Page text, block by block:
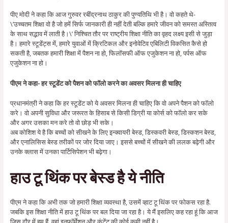
पीए मोदी ने कहा कि आज गुरुवर रबींद्रनाथ ठाकुर की पुण्यतिथि भी है। वो कहते थे-
\’उच्चतम शिक्षा वो है जो हमें सिर्फ जानकारी ही नहीं देती बल्कि हमारे जीवन को समस्त अस्तित्व
के साथ सद्भाव में लाती है।\’ निश्चित तौर पर राष्ट्रीय शिक्षा नीति का वृहद लक्ष्य इसी से जुड़ा
है। हमारे स्टूडेंट्स में, हमारे युवाओं में क्रिटिकल और इनोवेटिव एबिलिटी विकसित कैसे हो
सकती है, जबतक हमारी शिक्षा में पैशन ना हो, फिलॉसफी ऑफ एजुकेशन ना हो, पर्पस ऑफ
एजुकेशन ना हो।
पीएम ने कहा- हर स्टूडेंट को पैशन को फॉलो करने का अवसर मिलना ही चाहिए
प्रधानमंत्री ने कहा कि हर स्टूडेंट को ये अवसर मिलना ही चाहिए कि वो अपने पैशन को फॉलो
करे। वो अपनी सुविधा और जरूरत के हिसाब से किसी डिग्री या कोर्स को फॉलो कर सके
और अगर उसका मन करे तो वो छोड़ भी सके।
अब कोशिश ये है कि बच्चों को सीखने के लिए इन्क्वायरी बेस्ड, डिस्कवरी बेस्ड, डिस्कशन बेस्ड,
और एनालिसिस बेस्ड तरीकों पर जोर दिया जाए। इससे बच्चों में सीखने की ललक बढ़ेगी और
उनके क्लास में उनका पार्टिसिपेशन भी बढ़ेगा।
हाउ टू थिंक पर बेस्ड है ये नीति
पीएम ने कहा कि अभी तक जो हमारी शिक्षा व्यवस्था है, उसमें व्हाट टू थिंक पर फोकस रहा है.
जबकि इस शिक्षा नीति में हाउ टू थिंक पर बल दिया जा रहा है। ये मैं इसलिए कह रहा हूं कि आज